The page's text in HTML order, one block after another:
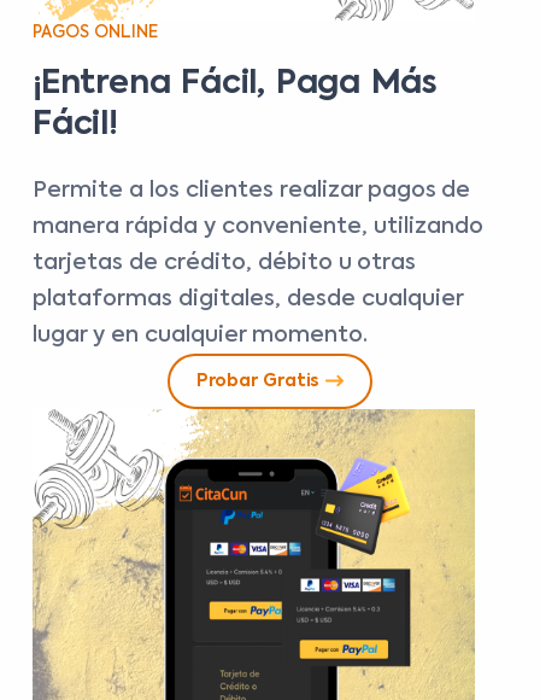
PAGOS ONLINE
¡Entrena Fácil, Paga Más
Fácil!
Permite a los clientes realizar pagos de
manera rápida y conveniente, utilizando
tarjetas de crédito, débito u otras
plataformas digitales, desde cualquier
lugar y en cualquier momento.
Probar Gratis